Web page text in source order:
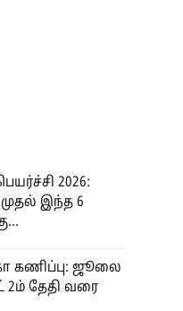
2026:
இந்த 6
கணிப்பு: ஜூலை
2ம் தேதி வரை